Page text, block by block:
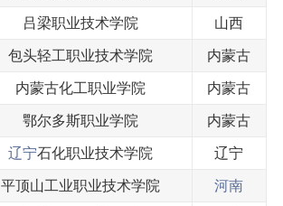
吕梁职业技术学院
山西
包头轻工职业技术学院
内蒙古
内蒙古化工职业学院
内蒙古
鄂尔多斯职业学院
内蒙古
辽宁石化职业技术学院
辽宁
平顶山工业职业技术学院
河南